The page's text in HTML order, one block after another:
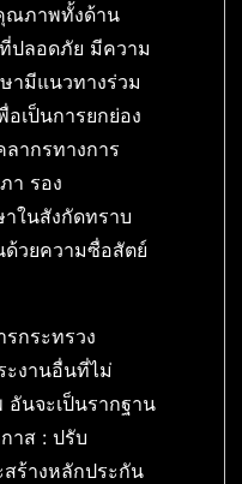
ณภาพทั้งด้าน
ปลอดภัย มีความ
ามีแนวทางร่วม
เป็นการยกย่อง
ากรทางการ
า รอง
ในสังกัดทราบ
ด้วยความซื่อสัตย์
กระทรวง
ะงานอื่นที่ไม่
อันจะเป็นรากฐาน
าส : ปรับ
ร้างหลักประกัน